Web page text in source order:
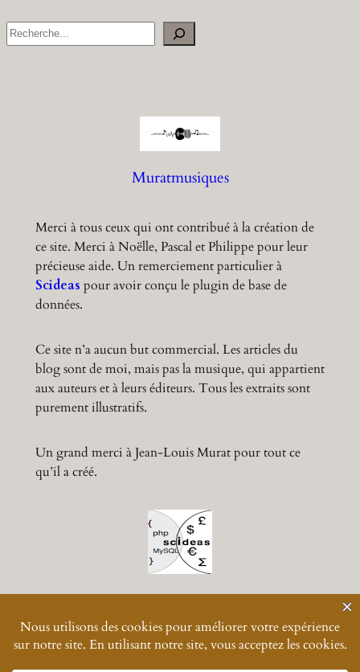
S
Muratmusiques
Merci à tous ceux qui ont contribué à la création de
ce site. Merci à Noëlle, Pascal et Philippe pour leur
précieuse aide. Un remerciement particulier à
Scideas pour avoir conçu le plugin de base de
données.
Ce site n’a aucun but commercial. Les articles du
blog sont de moi, mais pas la musique, qui appartient
aux auteurs et à leurs éditeurs. Tous les extraits sont
purement illustratifs.
Un grand merci à Jean-Louis Murat pour tout ce
qu’il a créé.
© 2024-2026Muratmusiques